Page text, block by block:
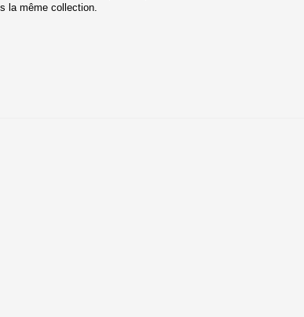
la même collection.